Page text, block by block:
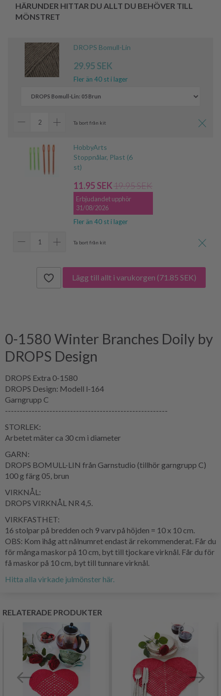
HÄRUNDER HITTAR DU ALLT DU BEHÖVER TILL
MÖNSTRET
DROPS Bomull-Lin
29.95 SEK
Fler än 40 st i lager
Ta bort från kit
HobbyArts
Stoppnålar, Plast (6
st)
11.95 SEK19.95 SEK
Erbjudandet upphör
31/08/2026
Fler än 40 st i lager
Ta bort från kit
Lägg till allt i varukorgen (71.85 SEK)
0-1580 Winter Branches Doily by
DROPS Design
DROPS Extra 0-1580
DROPS Design: Modell l-164
Garngrupp C
-------------------------------------------------------
STORLEK:
Arbetet mäter ca 30 cm i diameter
GARN:
DROPS BOMULL-LIN från Garnstudio (tillhör garngrupp C)
100 g färg 05, brun
VIRKNÅL:
DROPS VIRKNÅL NR 4,5.
VIRKFASTHET:
16 stolpar på bredden och 9 varv på höjden = 10 x 10 cm.
OBS: Kom ihåg att nålnumret endast är rekommenderat. Får du
för många maskor på 10 cm, byt till tjockare virknål. Får du för
få maskor på 10 cm, byt till tunnare virknål.
Hitta alla virkade julmönster här.
RELATERADE PRODUKTER